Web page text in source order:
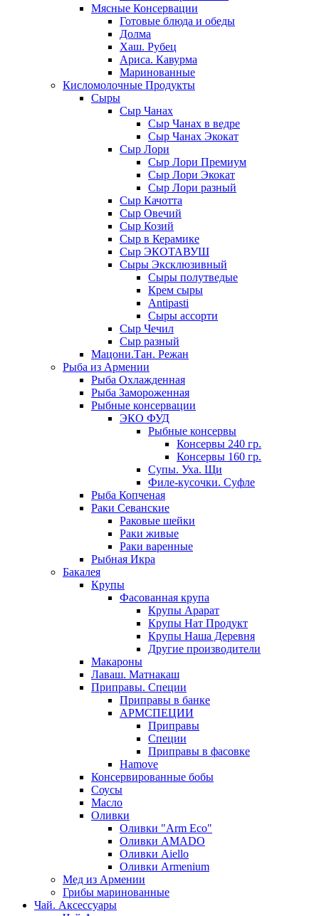
Мясные Консервации
Готовые блюда и обеды
Долма
Хаш. Рубец
Ариса. Кавурма
Маринованные
Кисломолочные Продукты
Сыры
Сыр Чанах
Сыр Чанах в ведре
Сыр Чанах Экокат
Сыр Лори
Сыр Лори Премиум
Сыр Лори Экокат
Сыр Лори разный
Сыр Качотта
Сыр Овечий
Сыр Козий
Сыр в Керамике
Сыр ЭКОТАВУШ
Сыры Эксклюзивный
Сыры полутведые
Крем сыры
Antipasti
Сыры ассорти
Сыр Чечил
Сыр разный
Мацони.Тан. Режан
Рыба из Армении
Рыба Охлажденная
Рыба Замороженная
Рыбные консервации
ЭКО ФУД
Рыбные консервы
Консервы 240 гр.
Консервы 160 гр.
Супы. Уха. Щи
Филе-кусочки. Суфле
Рыба Копченая
Раки Севанские
Раковые шейки
Раки живые
Раки варенные
Рыбная Икра
Бакалея
Крупы
Фасованная крупа
Крупы Арарат
Крупы Нат Продукт
Крупы Наша Деревня
Другие производители
Макароны
Лаваш. Матнакаш
Приправы. Специи
Приправы в банке
АРМСПЕЦИИ
Приправы
Специи
Приправы в фасовке
Hamove
Консервированные бобы
Соусы
Масло
Оливки
Оливки "Arm Eco"
Оливки AMADO
Оливки Aiello
Оливки Armenium
Мед из Армении
Грибы маринованные
Чай. Аксессуары